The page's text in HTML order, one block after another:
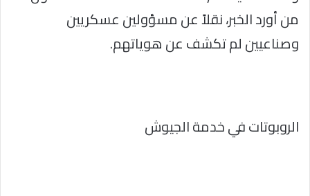
من أورد الخبر، نقلاً عن مسؤولين عسكريين
وصناعيين لم تكشف عن هوياتهم.
الروبوتات في خدمة الجيوش